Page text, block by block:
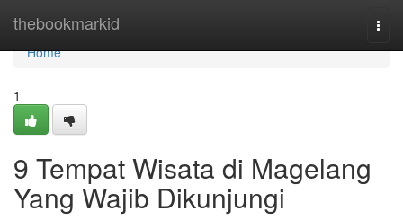
thebookmarkid
Home
Home
1
9 Tempat Wisata di Magelang
Yang Wajib Dikunjungi